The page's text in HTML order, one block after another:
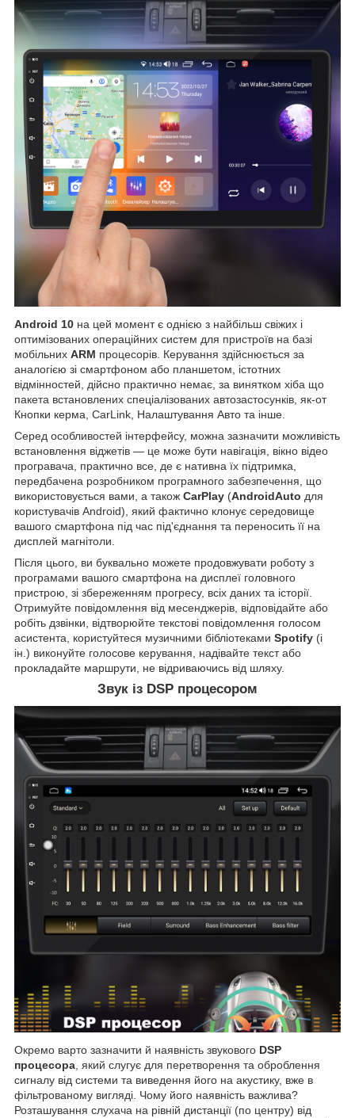
Android 10 на цей момент є однією з найбільш свіжих і
оптимізованих операційних систем для пристроїв на базі
мобільних ARM процесорів. Керування здійснюється за
аналогією зі смартфоном або планшетом, істотних
відмінностей, дійсно практично немає, за винятком хіба що
пакета встановлених спеціалізованих автозастосунків, як-от
Кнопки керма, CarLink, Налаштування Авто та інше.
Серед особливостей інтерфейсу, можна зазначити можливість
встановлення віджетів — це може бути навігація, вікно відео
програвача, практично все, де є нативна їх підтримка,
передбачена розробником програмного забезпечення, що
використовується вами, а також CarPlay (AndroidAuto для
користувачів Android), який фактично клонує середовище
вашого смартфона під час під'єднання та переносить її на
дисплей магнітоли.
Після цього, ви буквально можете продовжувати роботу з
програмами вашого смартфона на дисплеї головного
пристрою, зі збереженням прогресу, всіх даних та історії.
Отримуйте повідомлення від месенджерів, відповідайте або
робіть дзвінки, відтворюйте текстові повідомлення голосом
асистента, користуйтеся музичними бібліотеками Spotify (і
ін.) виконуйте голосове керування, надівайте текст або
прокладайте маршрути, не відриваючись від шляху.
Звук із DSP процесором
Окремо варто зазначити й наявність звукового DSP
процесора , який слугує для перетворення та оброблення
сигналу від системи та виведення його на акустику, вже в
фільтрованому вигляді. Чому його наявність важлива?
Розташування слухача на рівній дистанції (по центру) від